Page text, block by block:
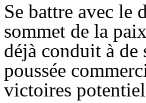
Se battre avec le
sommet de la
déjà conduit à de
poussée
victoires